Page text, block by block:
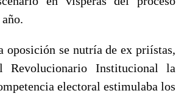
oposición se nutría de ex priístas,
Institucional la
electoral estimulaba los